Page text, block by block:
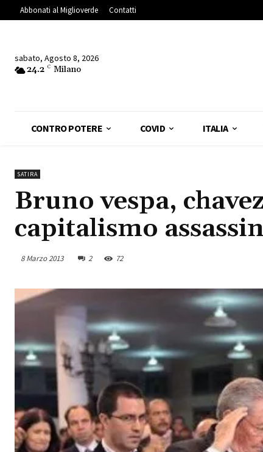
Abbonati al Miglioverde Contatti
sabato, Agosto 8, 2026
24.2 C Milano
CONTRO POTERE COVID ITALIA
SATIRA
Bruno vespa,
capitalismo
8 Marzo 2013 2 72